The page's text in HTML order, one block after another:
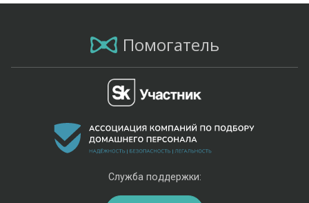
Помогатель
Служба поддержки: